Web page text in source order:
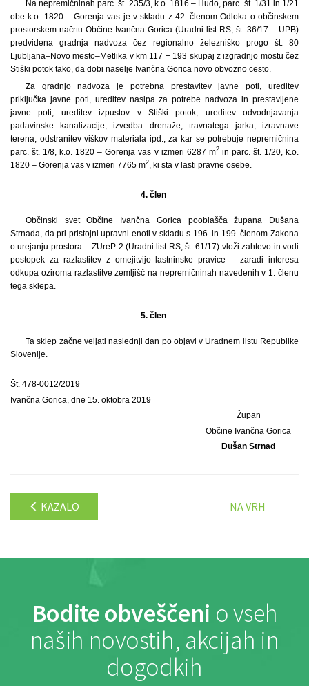
Na nepremičninah parc. št. 235/3, k.o. 1816 – Hudo, parc. št. 1/31 in 1/21
obe k.o. 1820 – Gorenja vas je v skladu z 42. členom Odloka o občinskem
prostorskem načrtu Občine Ivančna Gorica (Uradni list RS, št. 36/17 – UPB)
predvidena gradnja nadvoza čez regionalno železniško progo št. 80
Ljubljana–Novo mesto–Metlika v km 117 + 193 skupaj z izgradnjo mostu čez
Stiški potok tako, da dobi naselje Ivančna Gorica novo obvozno cesto.
Za gradnjo nadvoza je potrebna prestavitev javne poti, ureditev
priključka javne poti, ureditev nasipa za potrebe nadvoza in prestavljene
javne poti, ureditev izpustov v Stiški potok, ureditev odvodnjavanja
padavinske kanalizacije, izvedba drenaže, travnatega jarka, izravnave
terena, odstranitev viškov materiala ipd., za kar se potrebuje nepremičnina
parc. št. 1/8, k.o. 1820 – Gorenja vas v izmeri 6287 m2in parc. št. 1/20, k.o.
1820 – Gorenja vas v izmeri 7765 m2, ki sta v lasti pravne osebe.
4. člen
Občinski svet Občine Ivančna Gorica pooblašča župana Dušana
Strnada, da pri pristojni upravni enoti v skladu s 196. in 199. členom Zakona
o urejanju prostora – ZUreP-2 (Uradni list RS, št. 61/17) vloži zahtevo in vodi
postopek za razlastitev z omejitvijo lastninske pravice – zaradi interesa
odkupa oziroma razlastitve zemljišč na nepremičninah navedenih v 1. členu
tega sklepa.
5. člen
Ta sklep začne veljati naslednji dan po objavi v Uradnem listu Republike
Slovenije.
Št. 478-0012/2019
Ivančna Gorica, dne 15. oktobra 2019
Župan
Občine Ivančna Gorica
Dušan Strnad
KAZALO NA VRH
Bodite obveščeni o vseh
naših novostih, akcijah in
dogodkih